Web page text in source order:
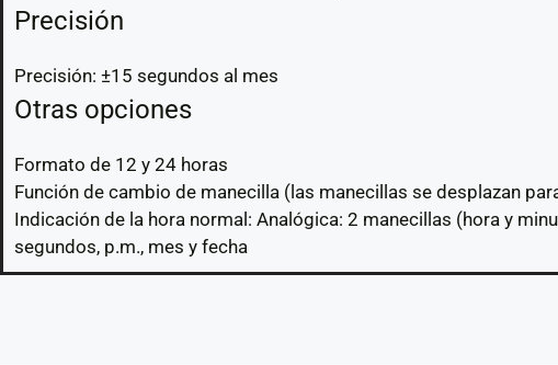
Precisión
Precisión: ±15 segundos al mes
Otras opciones
Formato de 12 y 24 horas
Función de cambio de manecilla (las manecillas se desplazan
Indicación de la hora normal: Analógica: 2 manecillas (hora y
segundos, p.m., mes y fecha